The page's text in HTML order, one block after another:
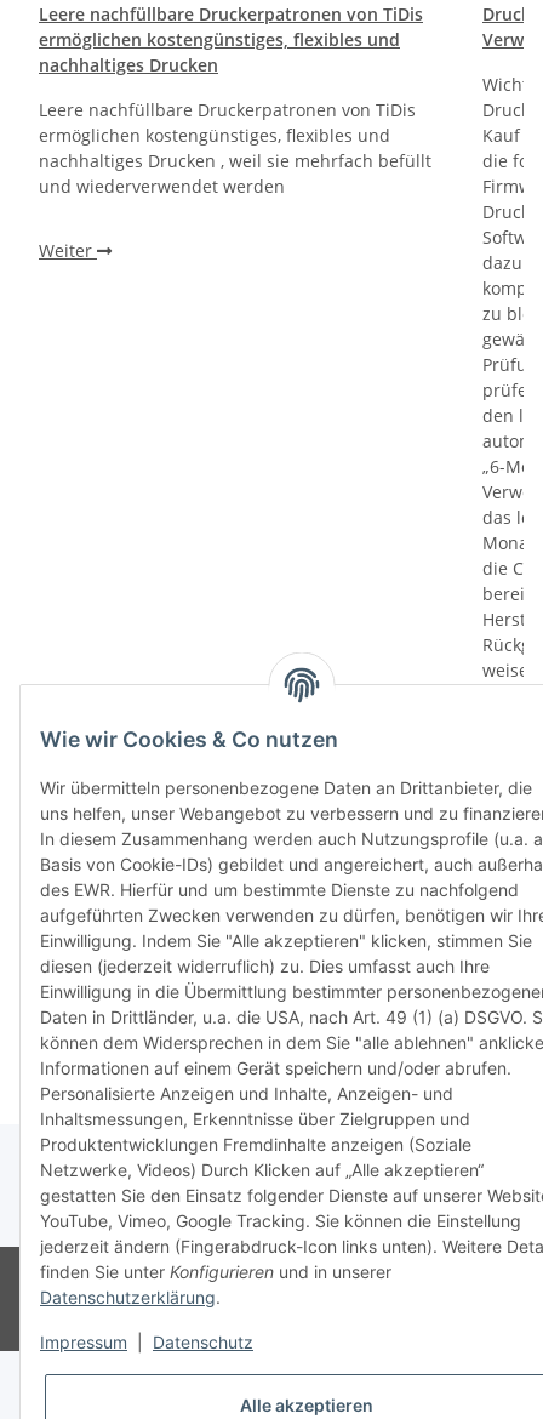
Leere nachfüllbare Druckerpatronen von TiDis
ermöglichen kostengünstiges, flexibles und
nachhaltiges Drucken
Leere nachfüllbare Druckerpatronen von TiDis
ermöglichen kostengünstiges, flexibles und
nachhaltiges Drucken , weil sie mehrfach befüllt
und wiederverwendet werden
Weiter
Kauf
die
dazu
zu
prüfen
den
„6-
das
die
in
dass
haben
Weiter
* Alle Preise inkl. gesetzlicher USt., zzgl.Versand
© Ingo Schacht Besucherzähler: 8728956
Ladenpreise können von
Shoppreisen abweichen:
Wie wir Cookies & Co nutzen
Wir übermitteln personenbezogene Daten an Drittanbieter, die
uns helfen, unser Webangebot zu verbessern und zu
In diesem Zusammenhang werden auch Nutzungsprofile (u.a.
Basis von Cookie-IDs) gebildet und angereichert, auch
des EWR. Hierfür und um bestimmte Dienste zu nachfolgend
aufgeführten Zwecken verwenden zu dürfen, benötigen wir
Einwilligung. Indem Sie "Alle akzeptieren" klicken, stimmen Sie
diesen (jederzeit widerruflich) zu. Dies umfasst auch Ihre
Einwilligung in die Übermittlung bestimmter
Daten in Drittländer, u.a. die USA, nach Art. 49 (1) (a) DSGVO.
können dem Widersprechen in dem Sie "alle ablehnen"
Informationen auf einem Gerät speichern und/oder abrufen.
Personalisierte Anzeigen und Inhalte, Anzeigen- und
Inhaltsmessungen, Erkenntnisse über Zielgruppen und
Produktentwicklungen Fremdinhalte anzeigen (Soziale
Netzwerke, Videos) Durch Klicken auf „Alle akzeptieren“
gestatten Sie den Einsatz folgender Dienste auf unserer
YouTube, Vimeo, Google Tracking. Sie können die Einstellung
jederzeit ändern (Fingerabdruck-Icon links unten). Weitere
finden Sie unter Konfigurieren und in unserer
Datenschutzerklärung.
Impressum Datenschutz
Alle akzeptieren